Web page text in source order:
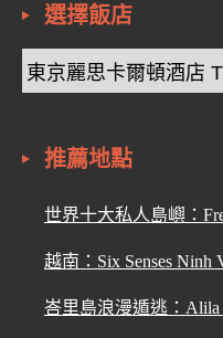
選擇飯店
推薦地點
世界十大私人島嶼：
越南：Six Senses Ninh
峇里島浪漫遁逃：Alila